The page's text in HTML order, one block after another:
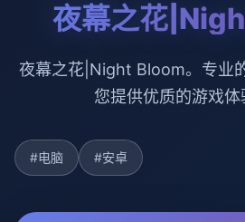
夜幕之花
夜幕之花|Night Bloom。专业
您提供优质的游戏体
#电脑 #安卓